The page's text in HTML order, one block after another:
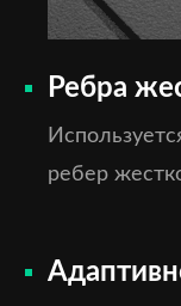
Ребра
ребер